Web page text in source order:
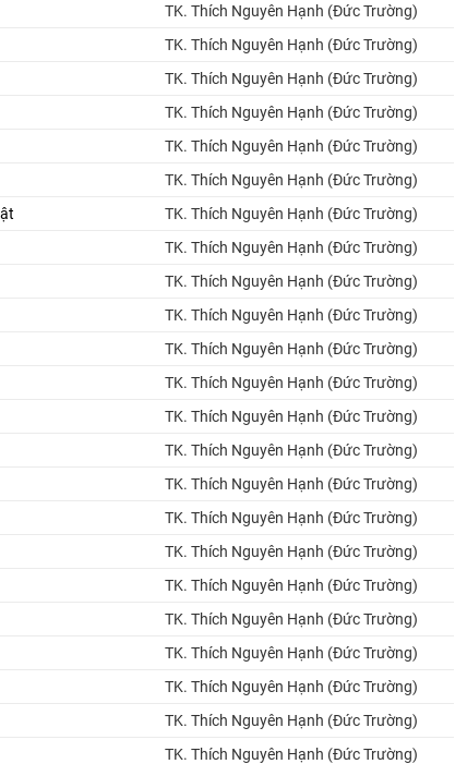
TK. Thích Nguyên Hạnh (Đức Trường)
TK. Thích Nguyên Hạnh (Đức Trường)
TK. Thích Nguyên Hạnh (Đức Trường)
TK. Thích Nguyên Hạnh (Đức Trường)
TK. Thích Nguyên Hạnh (Đức Trường)
TK. Thích Nguyên Hạnh (Đức Trường)
TK. Thích Nguyên Hạnh (Đức Trường)
TK. Thích Nguyên Hạnh (Đức Trường)
TK. Thích Nguyên Hạnh (Đức Trường)
TK. Thích Nguyên Hạnh (Đức Trường)
TK. Thích Nguyên Hạnh (Đức Trường)
TK. Thích Nguyên Hạnh (Đức Trường)
TK. Thích Nguyên Hạnh (Đức Trường)
TK. Thích Nguyên Hạnh (Đức Trường)
TK. Thích Nguyên Hạnh (Đức Trường)
TK. Thích Nguyên Hạnh (Đức Trường)
TK. Thích Nguyên Hạnh (Đức Trường)
TK. Thích Nguyên Hạnh (Đức Trường)
TK. Thích Nguyên Hạnh (Đức Trường)
TK. Thích Nguyên Hạnh (Đức Trường)
TK. Thích Nguyên Hạnh (Đức Trường)
TK. Thích Nguyên Hạnh (Đức Trường)
TK. Thích Nguyên Hạnh (Đức Trường)